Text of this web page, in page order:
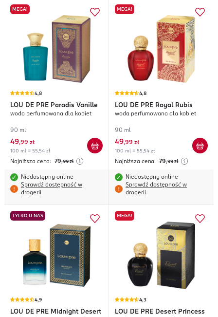
MEGA!
4,8
LOU DE PRE Paradis Vanille
woda perfumowana dla kobiet
90 ml
49,99 zł
100 ml = 55,54 zł
Najniższa cena: 79,99 zł
Niedostępny online
Sprawdź dostępność w
drogerii
MEGA!
4,8
LOU DE PRE Royal Rubis
woda perfumowana dla kobiet
90 ml
49,99 zł
100 ml = 55,54 zł
Najniższa cena: 79,99 zł
Niedostępny online
Sprawdź dostępność w
drogerii
TYLKO U NAS
4,9
LOU DE PRE Midnight Desert
MEGA!
4,3
LOU DE PRE Desert Princess